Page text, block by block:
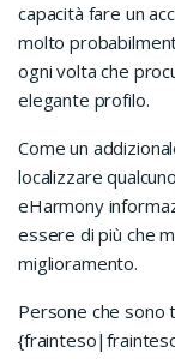
capacità fare un
molto
ogni volta che
elegante profilo.
Come un
localizzare
eHarmony
essere di più che
miglioramento.
Persone che sono